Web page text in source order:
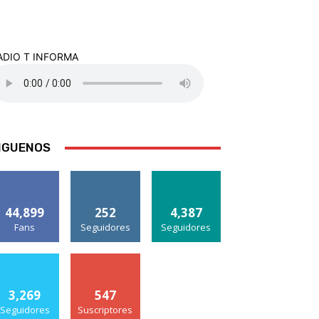
T INFORMA
44,899
Fans
252
Seguidores
4,387
Seguidores
3,269
Seguidores
547
Suscriptores